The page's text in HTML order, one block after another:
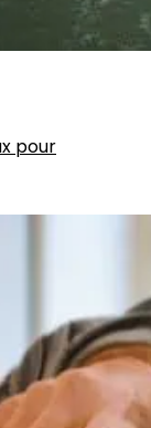
pour